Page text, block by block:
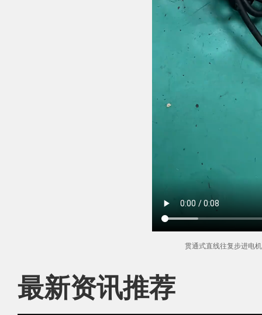
贯通式直线往复步进电
最新资讯推荐